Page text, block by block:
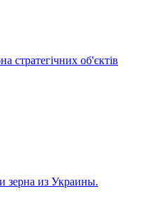
стратегічних об'єктів
зерна из Украины.